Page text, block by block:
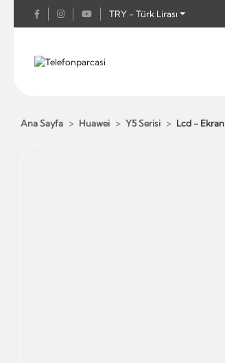
TRY - Türk Lirası
Ana Sayfa Huawei Y5 Serisi Lcd - Ekran